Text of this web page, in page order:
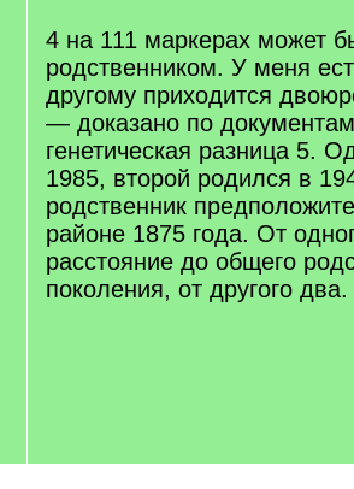
4 на 111 маркерах может
родственником. У меня
другому приходится
— доказано по
генетическая разница 5.
1985, второй родился в
родственник
районе 1875 года. От
расстояние до общего
поколения, от другого два.